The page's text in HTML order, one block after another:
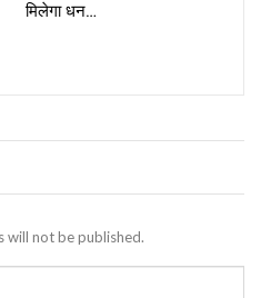
मिलेगा धन…
will not be published.